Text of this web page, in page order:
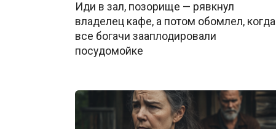
Иди в зал, позорище — рявкнул
владелец кафе, а потом обомлел, когда
все богачи зааплодировали
посудомойке